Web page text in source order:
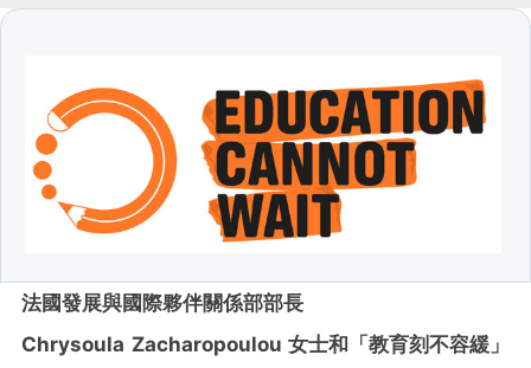
法國發展與國際夥伴關係部部長
Chrysoula Zacharopoulou 女士和「教育刻不容緩」